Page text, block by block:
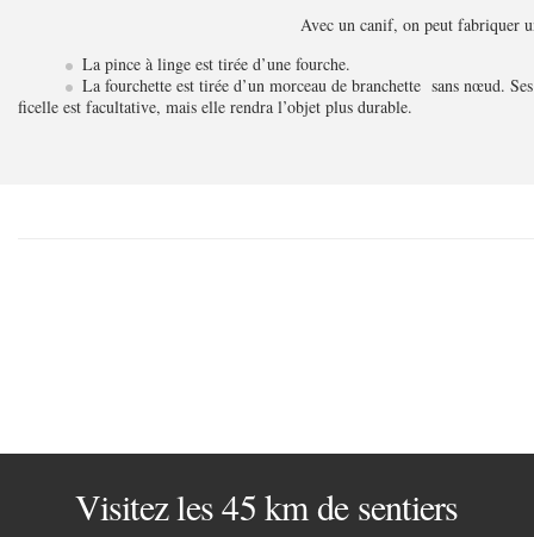
Avec un canif, on peut fabriquer
La pince à linge est tirée d’une fourche.
La fourchette est tirée d’un morceau de branchette sans nœud.
ficelle est facultative, mais elle rendra l’objet plus durable.
Visitez les 45 km de sentiers